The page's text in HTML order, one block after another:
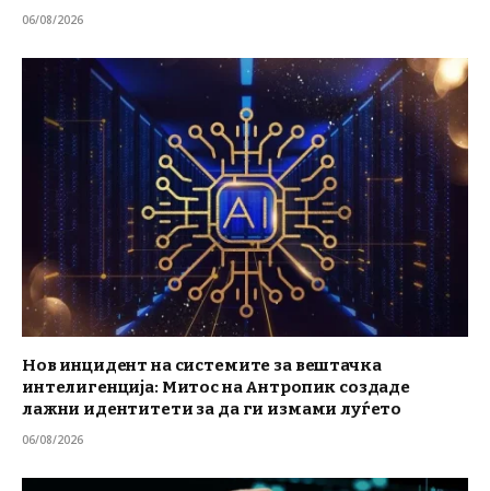
06/08/2026
Нов инцидент на системите за вештачка
интелигенција: Митос на Антропик создаде
лажни идентитети за да ги измами луѓето
06/08/2026